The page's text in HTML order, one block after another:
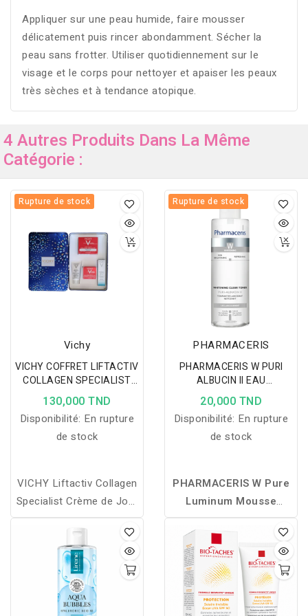
Appliquer sur une peau humide, faire mousser
délicatement puis rincer abondamment. Sécher la
peau sans frotter. Utiliser quotidiennement sur le
visage et le corps pour nettoyer et apaiser les peaux
très sèches et à tendance atopique.
4 Autres Produits Dans La Même
Catégorie :
Rupture de stock
Vichy
VICHY COFFRET LIFTACTIV
COLLAGEN SPECIALIST
ANTIAGE- Blue
130,000 TND
Disponibilité: En rupture
de stock
VICHY Liftactiv Collagen
Specialist Crème de Jour
Anti-Age 50ML: VICHY
Liftactiv Collagen
Specialist Crème de Jour
Anti-Age apporte une
solution à la perte de
fermeté et au manque
Rupture de stock
PHARMACERIS
PHARMACERIS W PURI
ALBUCIN II EAU
NETTOYANTE
ECLAIRCISSANTE 200 ML
20,000 TND
Disponibilité: En rupture
de stock
PHARMACERIS W Pure
Luminum Mousse
Nettoyante 150 ml
nettoie délicatement le
visage et les yeux, aide à
éclaircir le teint et à
réduire les taches
pigmentaires.